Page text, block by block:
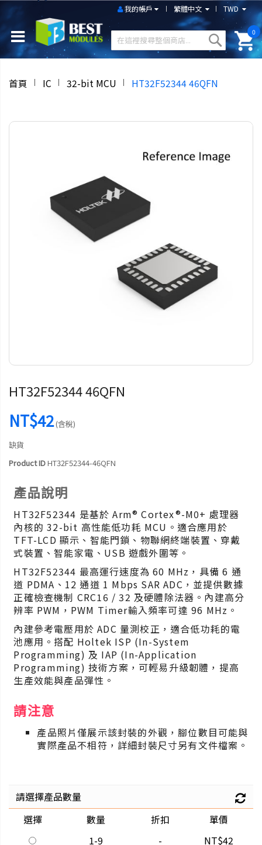
TWD
繁體中文
我的帳戶
0
首頁 IC 32-bit MCU HT32F52344 46QFN
HT32F52344 46QFN
NT$42(含稅)
缺貨
Product IDHT32F52344-46QFN
產品說明
HT32F52344 是基於 Arm® Cortex®-M0+ 處理器
內核的 32-bit 高性能低功耗 MCU。適合應用於
TFT-LCD 顯示、智能門鎖、物聯網終端裝置、穿戴
式裝置、智能家電、USB 遊戲外圍等。
HT32F52344 最高運行速度為 60 MHz，具備 6 通
道 PDMA、12 通道 1 Mbps SAR ADC，並提供數據
正確檢查機制 CRC16 / 32 及硬體除法器。內建高分
辨率 PWM，PWM Timer輸入頻率可達 96 MHz。
內建參考電壓用於 ADC 量測校正，適合低功耗的電
池應用。搭配 Holtek ISP (In-System
Programming) 及 IAP (In-Application
Programming) 技術方案，可輕易升級韌體，提高
生產效能與產品彈性。
請注意
產品照片僅展示該封裝的外觀，腳位數目可能與
實際產品不相符，詳細封裝尺寸另有文件檔案。
請選擇產品數量
選擇
數量 折扣
單價
1-9
-
NT$42